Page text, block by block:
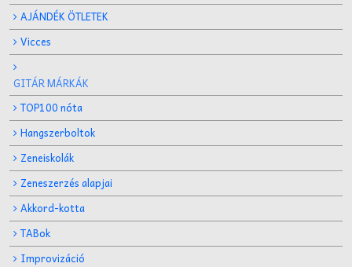
AJÁNDÉK ÖTLETEK
Vicces
GITÁR MÁRKÁK
TOP100 nóta
Hangszerboltok
Zeneiskolák
Zeneszerzés alapjai
Akkord-kotta
TABok
Improvizáció